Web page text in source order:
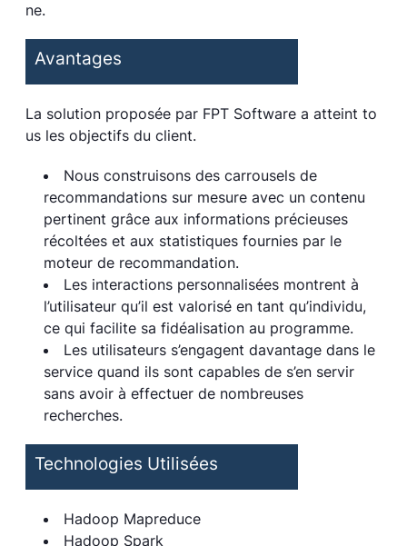
ne.
Avantages
La solution proposée par FPT Software a atteint to
us les objectifs du client.
Nous construisons des carrousels de
recommandations sur mesure avec un contenu
pertinent grâce aux informations précieuses
récoltées et aux statistiques fournies par le
moteur de recommandation.
Les interactions personnalisées montrent à
l’utilisateur qu’il est valorisé en tant qu’individu,
ce qui facilite sa fidéalisation au programme.
Les utilisateurs s’engagent davantage dans le
service quand ils sont capables de s’en servir
sans avoir à effectuer de nombreuses
recherches.
Technologies Utilisées
Hadoop Mapreduce
Hadoop Spark